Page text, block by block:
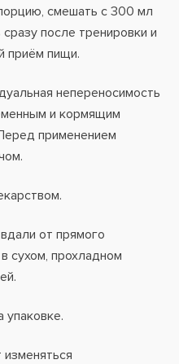
смешать с 300 мл
после тренировки и
приём пищи.
непереносимость
и кормящим
применением
от прямого
сухом, прохладном
упаковке.